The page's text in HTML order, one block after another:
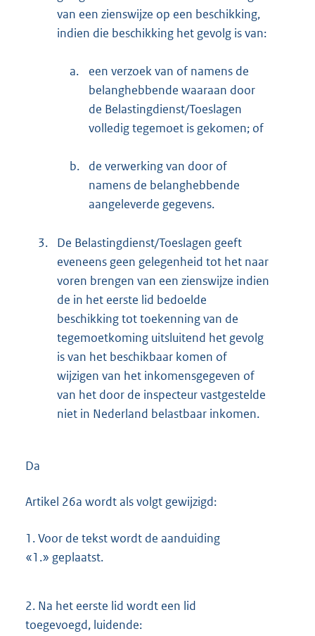
van een zienswijze op een beschikking,
indien die beschikking het gevolg is van:
a.
een verzoek van of namens de
belanghebbende waaraan door
de Belastingdienst/Toeslagen
volledig tegemoet is gekomen; of
b.
de verwerking van door of
namens de belanghebbende
aangeleverde gegevens.
3.
De Belastingdienst/Toeslagen geeft
eveneens geen gelegenheid tot het naar
voren brengen van een zienswijze indien
de in het eerste lid bedoelde
beschikking tot toekenning van de
tegemoetkoming uitsluitend het gevolg
is van het beschikbaar komen of
wijzigen van het inkomensgegeven of
van het door de inspecteur vastgestelde
niet in Nederland belastbaar inkomen.
Da
Artikel 26a wordt als volgt gewijzigd:
1.Voor de tekst wordt de aanduiding
«1.» geplaatst.
2. Na het eerste lid wordt een lid
toegevoegd, luidende: